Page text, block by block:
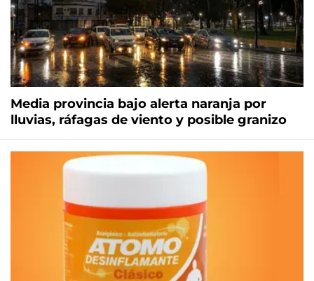
Media provincia bajo alerta naranja por
lluvias, ráfagas de viento y posible granizo